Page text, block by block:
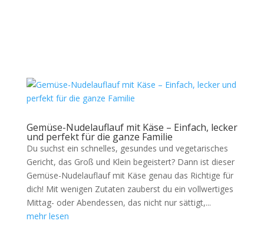
Gemüse-Nudelauflauf mit Käse – Einfach, lecker
und perfekt für die ganze Familie
Du suchst ein schnelles, gesundes und vegetarisches
Gericht, das Groß und Klein begeistert? Dann ist dieser
Gemüse-Nudelauflauf mit Käse genau das Richtige für
dich! Mit wenigen Zutaten zauberst du ein vollwertiges
Mittag- oder Abendessen, das nicht nur sättigt,...
mehr lesen